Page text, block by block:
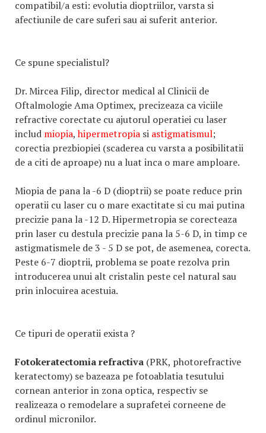
compatibil/a esti: evolutia dioptriilor, varsta si
afectiunile de care suferi sau ai suferit anterior.
Ce spune specialistul?
Dr. Mircea Filip, director medical al Clinicii de
Oftalmologie Ama Optimex, precizeaza ca viciile
refractive corectate cu ajutorul operatiei cu laser
includ miopia,hipermetropia si astigmatismul;
corectia prezbiopiei (scaderea cu varsta a posibilitatii
de a citi de aproape) nu a luat inca o mare amploare.
Miopia de pana la -6 D (dioptrii) se poate reduce prin
operatii cu laser cu o mare exactitate si cu mai putina
precizie pana la -12 D. Hipermetropia se corecteaza
prin laser cu destula precizie pana la 5-6 D, in timp ce
astigmatismele de 3 - 5 D se pot, de asemenea, corecta.
Peste 6-7 dioptrii, problema se poate rezolva prin
introducerea unui alt cristalin peste cel natural sau
prin inlocuirea acestuia.
Ce tipuri de operatii exista ?
Fotokeratectomia refractiva (PRK, photorefractive
keratectomy) se bazeaza pe fotoablatia tesutului
cornean anterior in zona optica, respectiv se
realizeaza o remodelare a suprafetei corneene de
ordinul micronilor.